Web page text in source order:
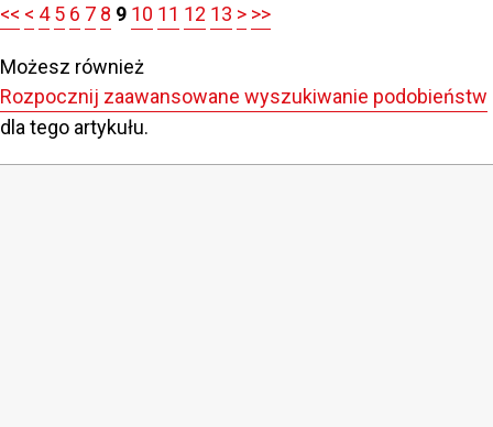
<< < 4 5 6 7 8 9 10 11 12 13 > >>
Możesz również
Rozpocznij zaawansowane wyszukiwanie podobieństw
dla tego artykułu.